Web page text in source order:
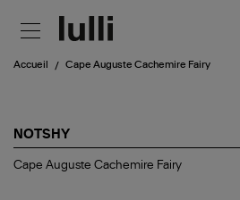
Accueil Cape Auguste Cachemire Fairy
NOTSHY
Cape
Cape Auguste Cachemire Fairy